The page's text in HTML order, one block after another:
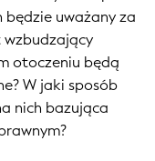
uważany za
wzbudzający
otoczeniu będą
W jaki sposób
nich bazująca